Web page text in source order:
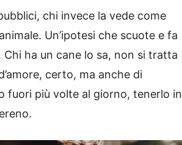
chi invece la vede come
Un’ipotesi che scuote e fa
Chi ha un cane lo sa, non si tratta
certo, ma anche di
fuori più volte al giorno, tenerlo in